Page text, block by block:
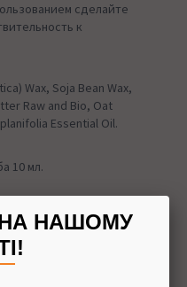
сделайте
к
Wax, Soja Bean Wax,
Raw and Bio, Oat
Essential Oil.
10 мл.
для губ
НА НАШОМУ